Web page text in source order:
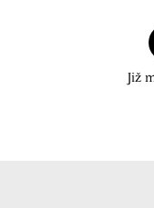
Již